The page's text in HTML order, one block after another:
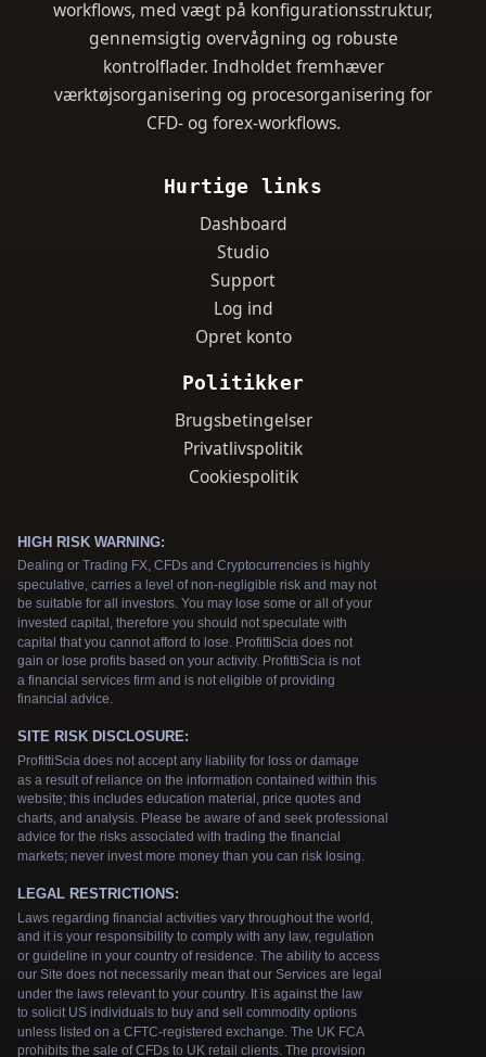
workflows, med vægt på konfigurationsstruktur,
gennemsigtig overvågning og robuste
kontrolflader. Indholdet fremhæver
værktøjsorganisering og procesorganisering for
CFD- og forex-workflows.
Hurtige links
Dashboard
Studio
Support
Log ind
Opret konto
Politikker
Brugsbetingelser
Privatlivspolitik
Cookiespolitik